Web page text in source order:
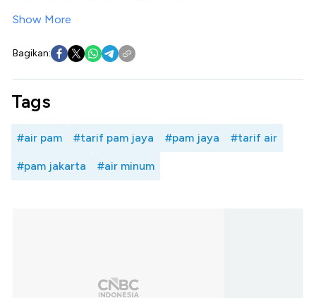
Show More
Bagikan:
Tags
#air pam #tarif pam jaya #pam jaya #tarif air
#pam jakarta #air minum